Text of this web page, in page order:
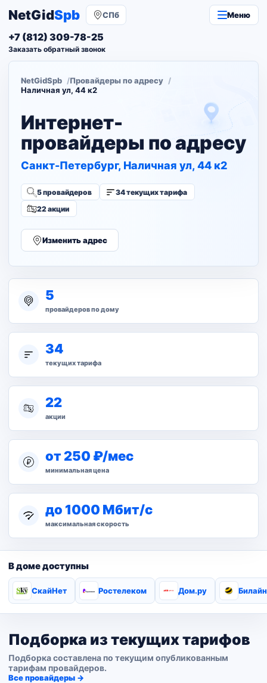
NetGidSpb СПб Меню
+7 (812) 309-78-25
Заказать обратный звонок
NetGidSpb
Провайдеры по адресу
Наличная ул, 44 к2
Интернет-
провайдеры по адресу
Санкт-Петербург, Наличная ул, 44 к2
5 провайдеров
34 текущих тарифа
22 акции
Изменить адрес
5
провайдеров по дому
34
текущих тарифа
22
акции
от 250 ₽/мес
минимальная цена
до 1000 Мбит/с
максимальная скорость
В доме доступны
СкайНет Ростелеком Дом.ру Билайн
Подборка из текущих тарифов
Подборка составлена по текущим опубликованным
тарифам провайдеров.
Все провайдеры →